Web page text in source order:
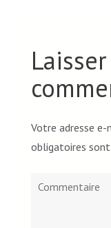
Votre adresse e-
obligatoires sont
Commentaire